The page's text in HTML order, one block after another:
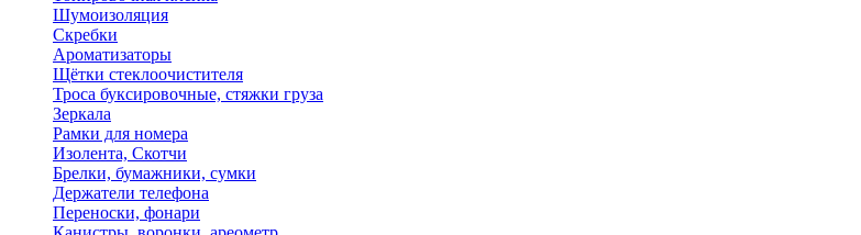
Шумоизоляция
Скребки
Ароматизаторы
Щётки стеклоочистителя
Троса буксировочные, стяжки груза
Зеркала
Рамки для номера
Изолента, Скотчи
Брелки, бумажники, сумки
Держатели телефона
Переноски, фонари